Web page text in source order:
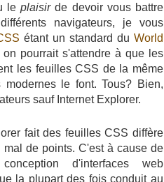
le plaisirde devoir vous battre
navigateurs, je vous
étant un standard du World
on pourrait s'attendre à que les
les feuilles CSS de la même
le font. Tous? Bien,
sauf Internet Explorer.
fait des feuilles CSS diffère
de points. C'est à cause de
d'interfaces web
la plupart des fois conduit au